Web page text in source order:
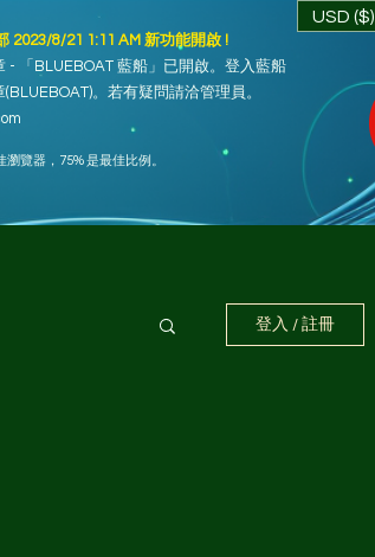
2023/8/21 1:11 AM 新功能開啟 !
- 「BLUEBOAT 藍船」已開啟。登入藍船
。若有疑問請洽管理員。
覽器，75% 是最佳比例。
USD ($)
登入 / 註冊